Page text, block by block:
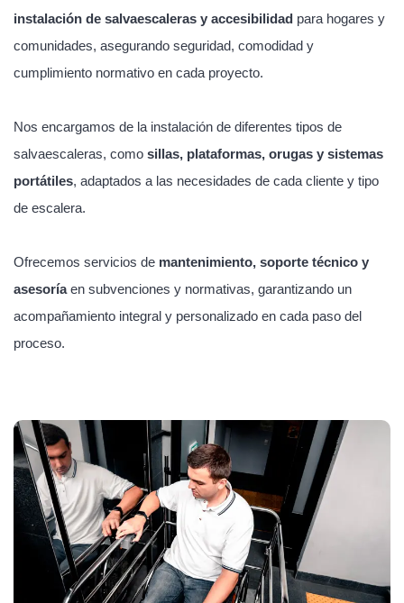
instalación de salvaescaleras y accesibilidad para hogares y
comunidades, asegurando seguridad, comodidad y
cumplimiento normativo en cada proyecto.
Nos encargamos de la instalación de diferentes tipos de
salvaescaleras, como sillas, plataformas, orugas y sistemas
portátiles, adaptados a las necesidades de cada cliente y tipo
de escalera.
Ofrecemos servicios de mantenimiento, soporte técnico y
asesoríaen subvenciones y normativas, garantizando un
acompañamiento integral y personalizado en cada paso del
proceso.